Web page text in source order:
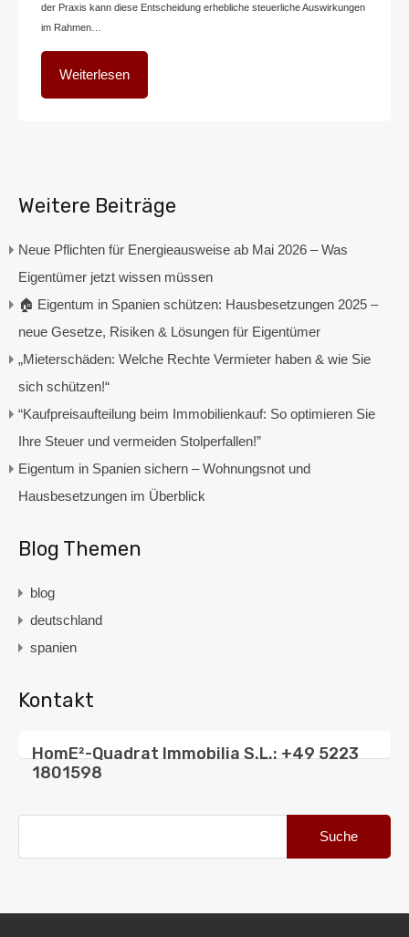
der Praxis kann diese Entscheidung erhebliche steuerliche Auswirkungen
im Rahmen…
Weiterlesen
Weitere Beiträge
Neue Pflichten für Energieausweise ab Mai 2026 – Was
Eigentümer jetzt wissen müssen
🏠 Eigentum in Spanien schützen: Hausbesetzungen 2025 –
neue Gesetze, Risiken & Lösungen für Eigentümer
„Mieterschäden: Welche Rechte Vermieter haben & wie Sie
sich schützen!“
“Kaufpreisaufteilung beim Immobilienkauf: So optimieren Sie
Ihre Steuer und vermeiden Stolperfallen!”
Eigentum in Spanien sichern – Wohnungsnot und
Hausbesetzungen im Überblick
Blog Themen
blog
deutschland
spanien
Kontakt
HomE²-Quadrat Immobilia S.L.: +49 5223
1801598